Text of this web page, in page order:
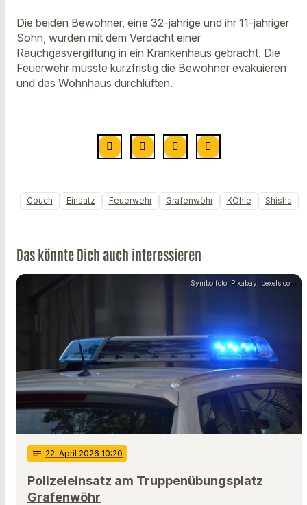
Die beiden Bewohner, eine 32-jährige und ihr 11-jähriger
Sohn, wurden mit dem Verdacht einer
Rauchgasvergiftung in ein Krankenhaus gebracht. Die
Feuerwehr musste kurzfristig die Bewohner evakuieren
und das Wohnhaus durchlüften.
Couch Einsatz Feuerwehr Grafenwöhr KOhle Shisha
Das könnte Dich auch interessieren
Symbolfoto: Pixabay, pexels.com
notes 22. April 2026 10:20
Polizeieinsatz am Truppenübungsplatz
Grafenwöhr